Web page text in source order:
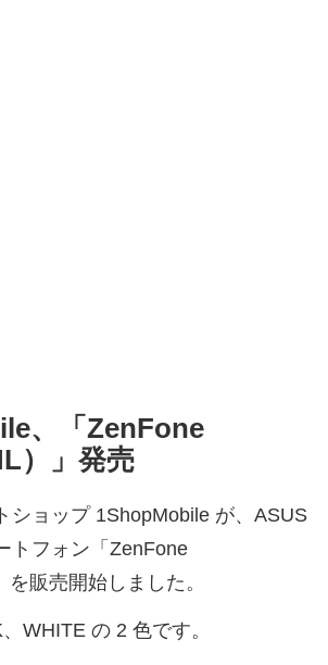
、「ZenFone
）」発売
ショップ 1ShopMobile が、ASUS
トフォン「ZenFone
販売開始しました。
WHITE の 2 色です。